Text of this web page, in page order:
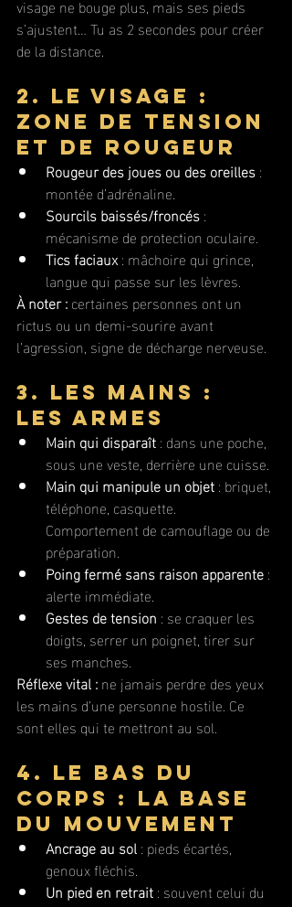
visage ne bouge plus, mais ses pieds
s’ajustent… Tu as 2 secondes pour créer
de la distance.
2. Le visage :
zone de tension
et de rougeur
Rougeur des joues ou des oreilles :
montée d’adrénaline.
Sourcils baissés/froncés :
mécanisme de protection oculaire.
Tics faciaux : mâchoire qui grince,
langue qui passe sur les lèvres.
À noter : certaines personnes ont un
rictus ou un demi-sourire avant
l’agression, signe de décharge nerveuse.
3. Les mains :
les armes
Main qui disparaît : dans une poche,
sous une veste, derrière une cuisse.
Main qui manipule un objet : briquet,
téléphone, casquette.
Comportement de camouflage ou de
préparation.
Poing fermé sans raison apparente :
alerte immédiate.
Gestes de tension : se craquer les
doigts, serrer un poignet, tirer sur
ses manches.
Réflexe vital : ne jamais perdre des yeux
les mains d’une personne hostile. Ce
sont elles qui te mettront au sol.
4. Le bas du
corps : la base
du mouvement
Ancrage au sol : pieds écartés,
genoux fléchis.
Un pied en retrait : souvent celui du